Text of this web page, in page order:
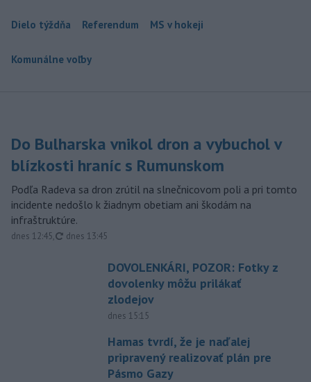
Dielo týždňa Referendum MS v hokeji
Komunálne voľby
Do Bulharska vnikol dron a vybuchol v
blízkosti hraníc s Rumunskom
Podľa Radeva sa dron zrútil na slnečnicovom poli a pri tomto
incidente nedošlo k žiadnym obetiam ani škodám na
infraštruktúre.
dnes 12:45, aktualizované
dnes 13:45
DOVOLENKÁRI, POZOR: Fotky z
dovolenky môžu prilákať
zlodejov
dnes 15:15
Hamas tvrdí, že je naďalej
pripravený realizovať plán pre
Pásmo Gazy